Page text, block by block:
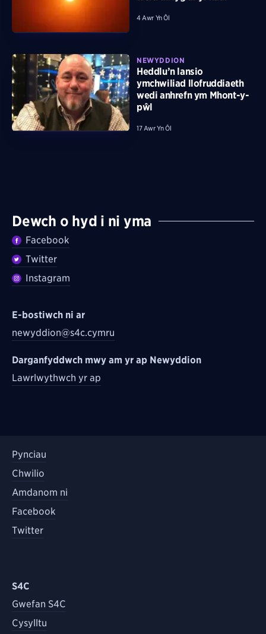
4 Awr Yn Ôl
NEWYDDION
Heddlu’n lansio
ymchwiliad llofruddiaeth
wedi anhrefn ym Mhont-y-
pŵl
17 Awr Yn Ôl
Dewch o hyd i ni yma
Facebook
Twitter
Instagram
E-bostiwch ni ar
newyddion@s4c.cymru
Darganfyddwch mwy am yr ap Newyddion
Lawrlwythwch yr ap
Pynciau
Chwilio
Amdanom ni
Facebook
Twitter
S4C
Gwefan S4C
Cysylltu